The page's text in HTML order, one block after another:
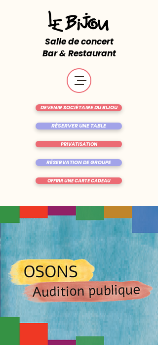
Salle de concert
Bar & Restaurant
RÉSERVER UNE TABLE
OFFRIR UNE CARTE CADEAU
DEVENIR SOCIÉTAIRE DU BIJOU
RÉSERVATION DE GROUPE
PRIVATISATION